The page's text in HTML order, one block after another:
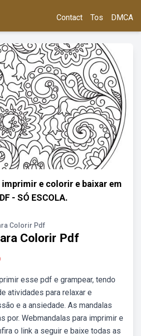
Contact Tos DMCA
imprimir e colorir e baixar em
- SÓ ESCOLA.
Colorir Pdf
Colorir Pdf
esse pdf e grampear, tendo
atividades para relaxar e
e a ansiedade. As mandalas
por. Webmandalas para imprimir e
o link a seguir e baixe todas as